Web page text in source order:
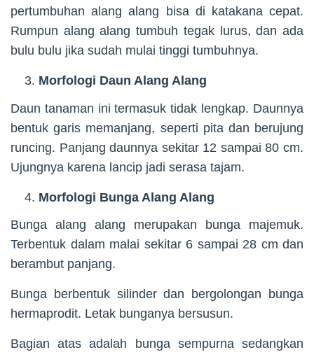
pertumbuhan alang alang bisa di katakana cepat.
Rumpun alang alang tumbuh tegak lurus, dan ada
bulu bulu jika sudah mulai tinggi tumbuhnya.
Morfologi Daun Alang Alang
Daun tanaman ini termasuk tidak lengkap. Daunnya
bentuk garis memanjang, seperti pita dan berujung
runcing. Panjang daunnya sekitar 12 sampai 80 cm.
Ujungnya karena lancip jadi serasa tajam.
Morfologi Bunga Alang Alang
Bunga alang alang merupakan bunga majemuk.
Terbentuk dalam malai sekitar 6 sampai 28 cm dan
berambut panjang.
Bunga berbentuk silinder dan bergolongan bunga
hermaprodit. Letak bunganya bersusun.
Bagian atas adalah bunga sempurna sedangkan